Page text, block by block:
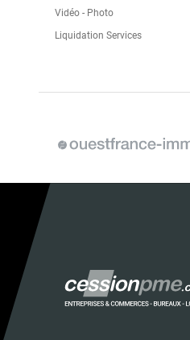
Vidéo - Photo
Liquidation Services